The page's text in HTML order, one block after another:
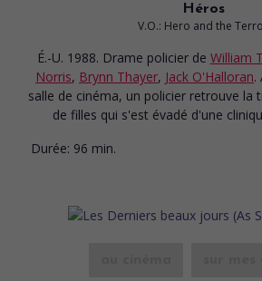
Héros
V.O.: Hero and the
É.-U. 1988. Drame policier de William
Norris, Brynn Thayer, Jack O'Halloran.
salle de cinéma, un policier retrouve la
de filles qui s'est évadé d'une
Durée: 96 min.